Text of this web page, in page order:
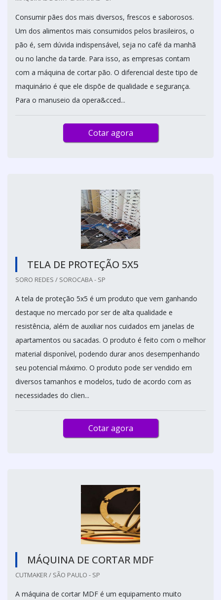
Consumir pães dos mais diversos, frescos e saborosos.
Um dos alimentos mais consumidos pelos brasileiros, o
pão é, sem dúvida indispensável, seja no café da manhã
ou no lanche da tarde. Para isso, as empresas contam
com a máquina de cortar pão. O diferencial deste tipo de
maquinário é que ele dispõe de qualidade e segurança.
Para o manuseio da opera&cced...
Cotar agora
TELA DE PROTEÇÃO 5X5
SORO REDES / SOROCABA - SP
A tela de proteção 5x5 é um produto que vem ganhando
destaque no mercado por ser de alta qualidade e
resistência, além de auxiliar nos cuidados em janelas de
apartamentos ou sacadas. O produto é feito com o melhor
material disponível, podendo durar anos desempenhando
seu potencial máximo. O produto pode ser vendido em
diversos tamanhos e modelos, tudo de acordo com as
necessidades do clien...
Cotar agora
MÁQUINA DE CORTAR MDF
CUTMAKER / SÃO PAULO - SP
A máquina de cortar MDF é um equipamento muito